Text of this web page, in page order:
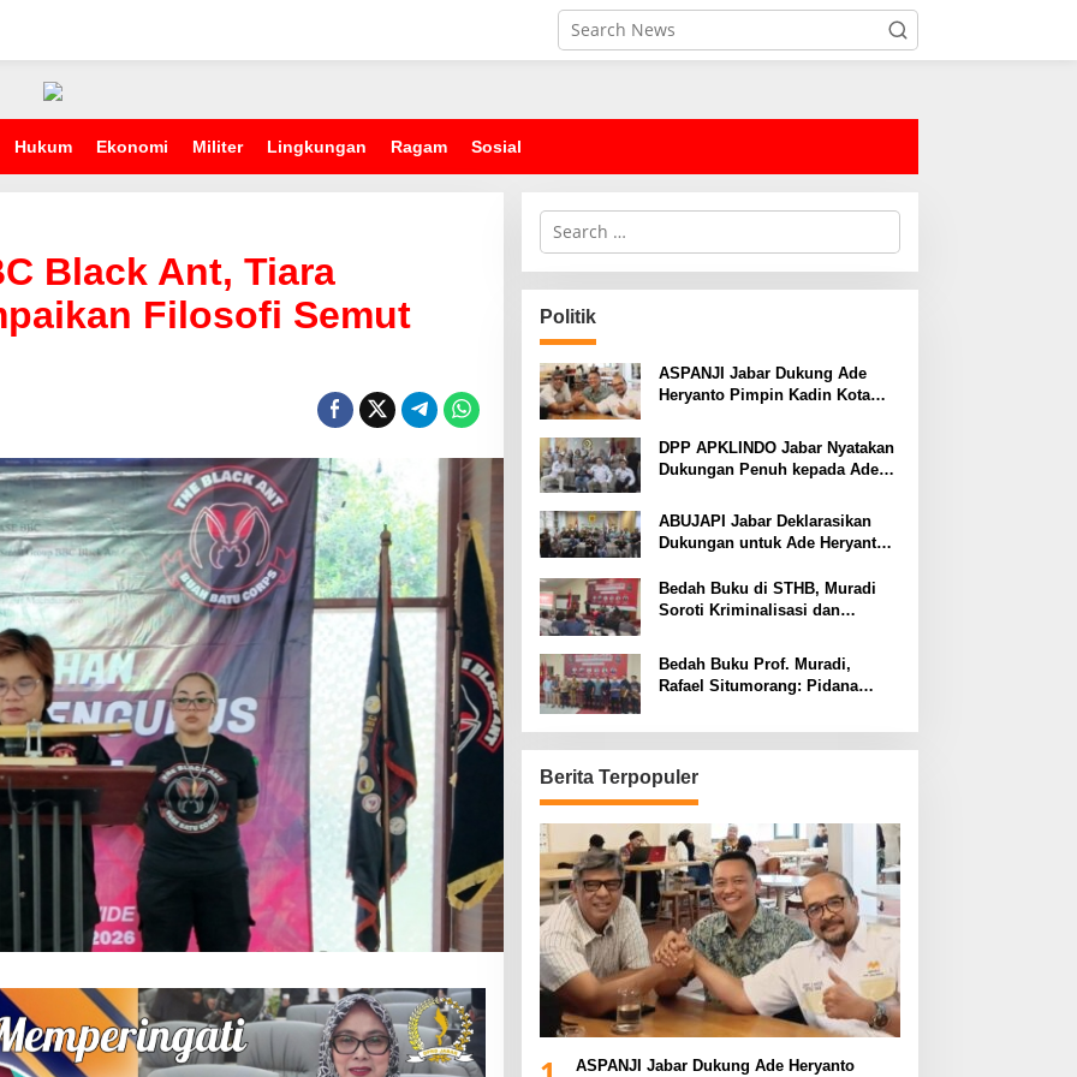
Hukum Ekonomi Militer Lingkungan Ragam Sosial
Black Ant, Tiara
Filosofi Semut
S
r
c
h
f
o
r
:
Politik
ASPANJI Jabar Dukung Ade
Heryanto Pimpin Kadin Kota
DPP APKLINDO Jabar Nyatakan
Dukungan Penuh kepada Ade
Bandung
ABUJAPI Jabar Deklarasikan
Dukungan untuk Ade Heryanto
Bedah Buku di STHB, Muradi
Soroti Kriminalisasi dan
Bedah Buku Prof. Muradi,
Rafael Situmorang: Pidana
Objektif
Berita Terpopuler
ASPANJI Jabar Dukung Ade Heryanto